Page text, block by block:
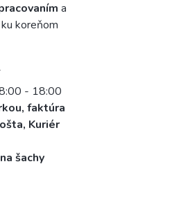
a
koreňom
- 18:00
faktúra
Kuriér
šachy